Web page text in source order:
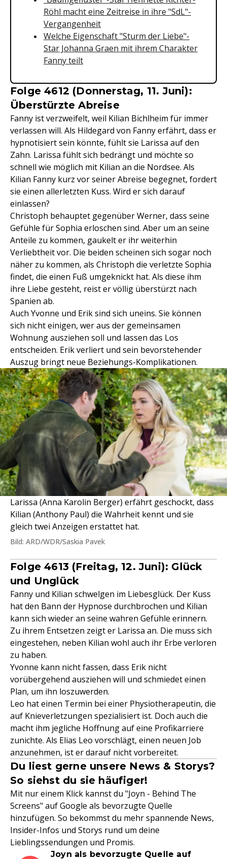
Röhl macht eine Zeitreise in ihre "SdL"-
Vergangenheit
Welche Eigenschaft "Sturm der Liebe"-
Star Johanna Graen mit ihrem Charakter
Fanny teilt
Folge 4612 (Donnerstag, 11. Juni):
Überstürzte Abreise
Fanny ist verzweifelt, weil Kilian Bichlheim für immer
verlassen will. Als Hildegard von Fanny erfährt, dass er
hypnotisiert sein könnte, fühlt sie Larissa auf den
Zahn. Larissa fühlt sich bedrängt und möchte so
schnell wie möglich mit Kilian an die Nordsee. Als
Kilian Fanny kurz vor seiner Abreise begegnet, fordert
sie einen allerletzten Kuss. Wird er sich darauf
einlassen?
Christoph behauptet gegenüber Werner, dass seine
Gefühle für Sophia erloschen sind. Aber um an seine
Anteile zu kommen, gaukelt er ihr weiterhin
Verliebtheit vor. Die beiden scheinen sich sogar noch
näher zu kommen, als Christoph die verletzte Sophia
findet, die einen Fuß umgeknickt hat. Als diese ihm
ihre Liebe gesteht, reist er völlig überstürzt nach
Spanien ab.
Auch Yvonne und Erik sind sich uneins. Sie können
sich nicht einigen, wer aus der gemeinsamen
Wohnung ausziehen soll und lassen das Los
entscheiden. Erik verliert und sein bevorstehender
Auszug bringt neue Beziehungs-Komplikationen.
Larissa (Anna Karolin Berger) erfährt geschockt, dass
Kilian (Anthony Paul) die Wahrheit kennt und sie
gleich twei Anzeigen erstattet hat.
Bild: ARD/WDR/Saskia Pavek
Folge 4613 (Freitag, 12. Juni): Glück
und Unglück
Fanny und Kilian schwelgen im Liebesglück. Der Kuss
hat den Bann der Hypnose durchbrochen und Kilian
kann sich wieder an seine wahren Gefühle erinnern.
Zu ihrem Entsetzen zeigt er Larissa an. Die muss sich
eingestehen, neben Kilian wohl auch ihr Erbe verloren
zu haben.
Yvonne kann nicht fassen, dass Erik nicht
vorübergehend ausziehen will und schmiedet einen
Plan, um ihn loszuwerden.
Leo hat einen Termin bei einer Physiotherapeutin, die
auf Knieverletzungen spezialisiert ist. Doch auch die
macht ihm jegliche Hoffnung auf eine Profikarriere
zunichte. Als Elias Leo vorschlägt, einen neuen Job
anzunehmen, ist er darauf nicht vorbereitet.
Du liest gerne unsere News & Storys?
So siehst du sie häufiger!
Mit nur einem Klick kannst du "Joyn - Behind The
Screens" auf Google als bevorzugte Quelle
hinzufügen. So bekommst du mehr spannende News,
Insider-Infos und Storys rund um deine
Lieblingssendungen und Promis.
Joyn als bevorzugte Quelle auf